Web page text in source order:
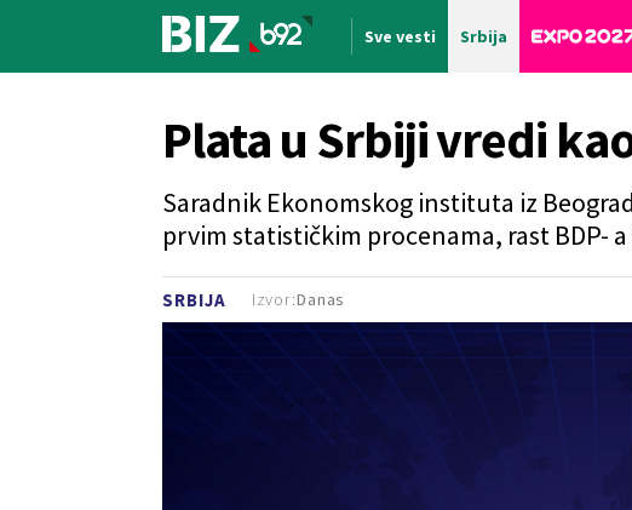
Sve vesti Srbija
SRBIJA
Plata u Srbiji vredi
Saradnik Ekonomskog instituta iz
prvim statističkim procenama, rast BDP-
Izvor:Danas